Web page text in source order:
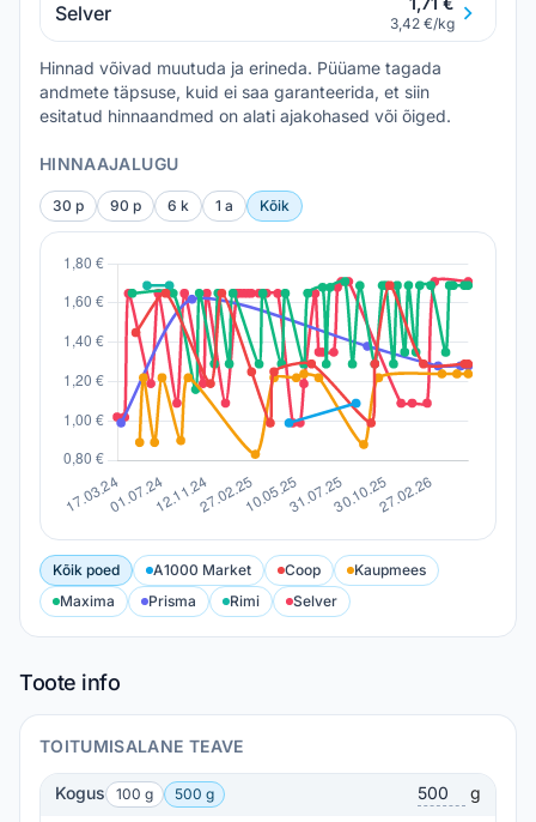
Selver 3,42 €/kg
Hinnad võivad muutuda ja erineda. Püüame tagada
andmete täpsuse, kuid ei saa garanteerida, et siin
esitatud hinnaandmed on alati ajakohased või õiged.
HINNAAJALUGU
30 p 90 p 6 k 1 a Kõik
Kõik poed A1000 Market Coop
Kaupmees
Maxima
Prisma Rimi Selver
Toote info
TOITUMISALANE TEAVE
Kogus 100 g 500 g g